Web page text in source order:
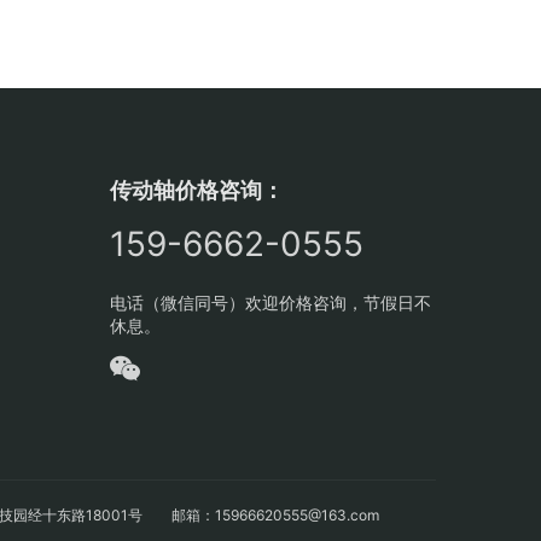
传动轴价格咨询：
159-6662-0555
电话（微信同号）欢迎价格咨询，节假日不
休息。
技园经十东路18001号 邮箱：15966620555@163.com